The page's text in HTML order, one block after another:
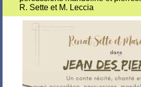
R. Sette et M. Leccia